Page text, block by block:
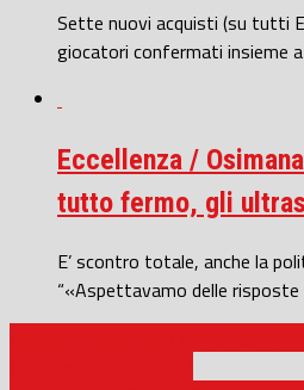
Sette nuovi acquisti (su tutti
giocatori confermati insieme
Eccellenza /
tutto fermo, gli
E’ scontro totale, anche la
“«Aspettavamo delle